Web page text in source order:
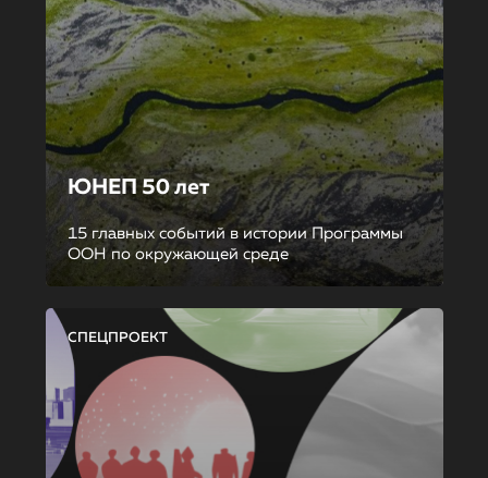
ЮНЕП 50 лет
15 главных событий в истории Программы
ООН по окружающей среде
СПЕЦПРОЕКТ